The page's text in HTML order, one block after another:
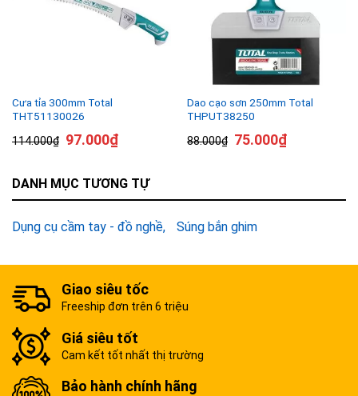
Cưa tỉa 300mm Total
THT51130026
114.000₫ 97.000₫
Dao cạo sơn 250mm Total
THPUT38250
88.000₫ 75.000₫
DANH MỤC TƯƠNG TỰ
Dụng cụ cầm tay - đồ nghề Súng bắn ghim
Giao siêu tốc
Freeship đơn trên 6 triệu
Giá siêu tốt
Cam kết tốt nhất thị trường
Bảo hành chính hãng